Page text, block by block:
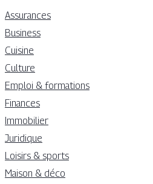
Assurances
Business
Cuisine
Culture
Emploi & formations
Finances
Immobilier
Juridique
Loisirs & sports
Maison & déco